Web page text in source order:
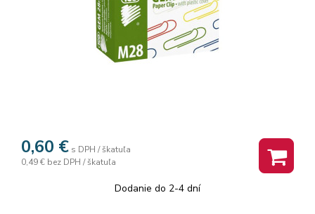
0,60 € s DPH / škatuľa
0,49 € bez DPH / škatuľa
Dodanie do 2-4 dní